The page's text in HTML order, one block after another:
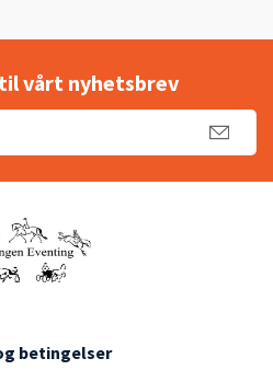
vårt nyhetsbrev
betingelser